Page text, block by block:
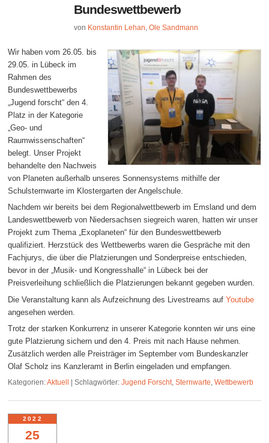
Bundeswettbewerb
von Konstantin Lehan,Ole Sandmann
Wir haben vom 26.05. bis
29.05. in Lübeck im
Rahmen des
Bundeswettbewerbs
„Jugend forscht“ den 4.
Platz in der Kategorie
„Geo- und
Raumwissenschaften“
belegt. Unser Projekt
behandelte den Nachweis
von Planeten außerhalb unseres Sonnensystems mithilfe der
Schulsternwarte im Klostergarten der Angelschule.
Nachdem wir bereits bei dem Regionalwettbewerb im Emsland und dem
Landeswettbewerb von Niedersachsen siegreich waren, hatten wir unser
Projekt zum Thema „Exoplaneten“ für den Bundeswettbewerb
qualifiziert. Herzstück des Wettbewerbs waren die Gespräche mit den
Fachjurys, die über die Platzierungen und Sonderpreise entschieden,
bevor in der „Musik- und Kongresshalle“ in Lübeck bei der
Preisverleihung schließlich die Platzierungen bekannt gegeben wurden.
Die Veranstaltung kann als Aufzeichnung des Livestreams aufYoutube
angesehen werden.
Trotz der starken Konkurrenz in unserer Kategorie konnten wir uns eine
gute Platzierung sichern und den 4. Preis mit nach Hause nehmen.
Zusätzlich werden alle Preisträger im September vom Bundeskanzler
Olaf Scholz ins Kanzleramt in Berlin eingeladen und empfangen.
Kategorien:Aktuell |Schlagwörter: Jugend Forscht,Sternwarte,Wettbewerb
25
2022